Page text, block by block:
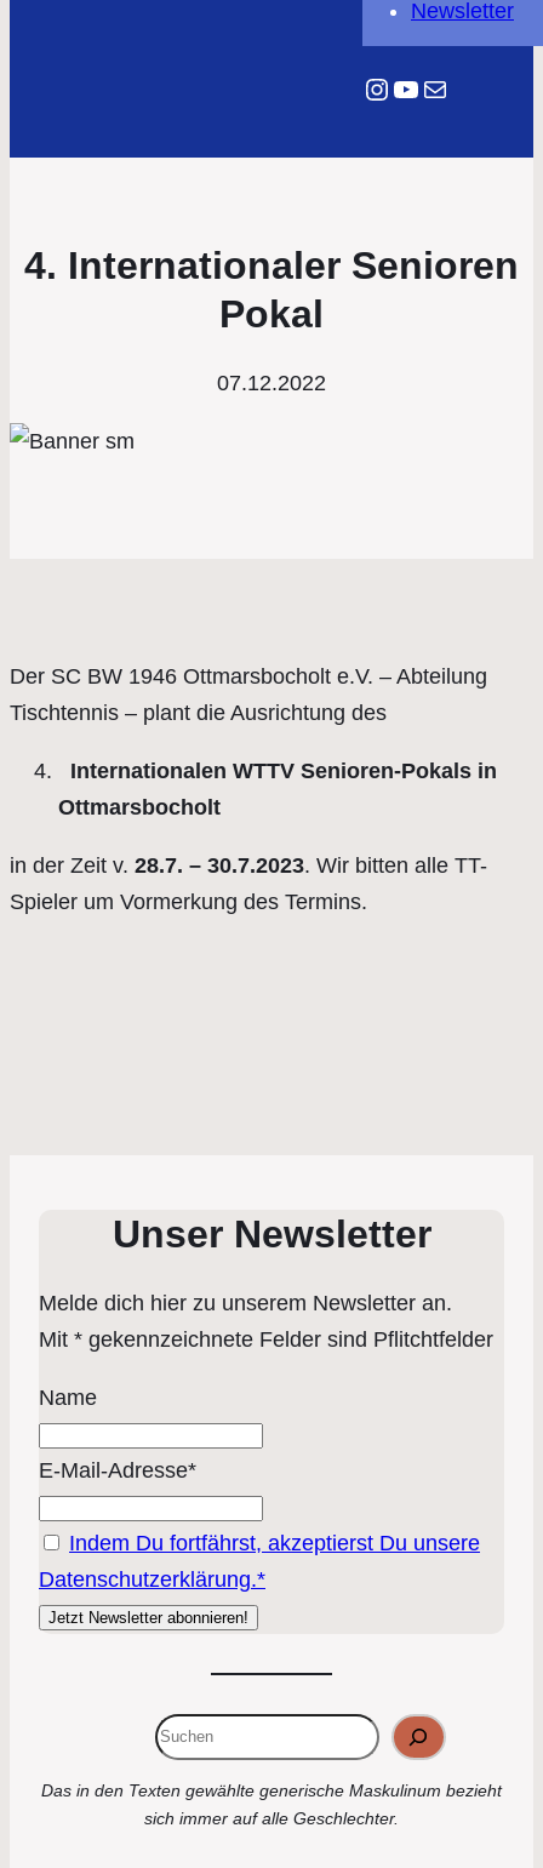
Newsletter
Instagram
YouTube
E-Mail
4. Internationaler Senioren
Pokal
07.12.2022
Der SC BW 1946 Ottmarsbocholt e.V. – Abteilung
Tischtennis – plant die Ausrichtung des
Internationalen WTTV Senioren-Pokals in
Ottmarsbocholt
in der Zeit v. 28.7. – 30.7.2023. Wir bitten alle TT-
Spieler um Vormerkung des Termins.
Unser Newsletter
Melde dich hier zu unserem Newsletter an.
Mit * gekennzeichnete Felder sind Pflitchtfelder
Name
E-Mail-Adresse*
Indem Du fortfährst, akzeptierst Du unsere
Datenschutzerklärung.*
Das in den Texten gewählte generische Maskulinum bezieht
sich immer auf alle Geschlechter.